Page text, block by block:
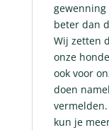
gewenning
beter dan
Wij zetten
onze
ook voor
doen
kun je